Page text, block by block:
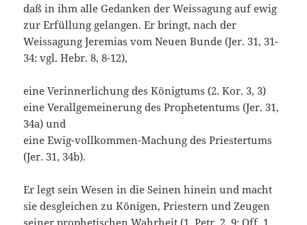
daß in ihm alle Gedanken der Weissagung auf ewig
zur Erfüllung gelangen. Er bringt, nach der
Weissagung Jeremias vom Neuen Bunde (Jer. 31, 31-
34: vgl. Hebr. 8, 8-12),
eine Verinnerlichung des Königtums (2. Kor. 3, 3)
eine Verallgemeinerung des Prophetentums (Jer. 31,
34a) und
eine Ewig-vollkommen-Machung des Priestertums
(Jer. 31, 34b).
Er legt sein Wesen in die Seinen hinein und macht
sie des­gleichen zu Königen, Priestern und Zeugen